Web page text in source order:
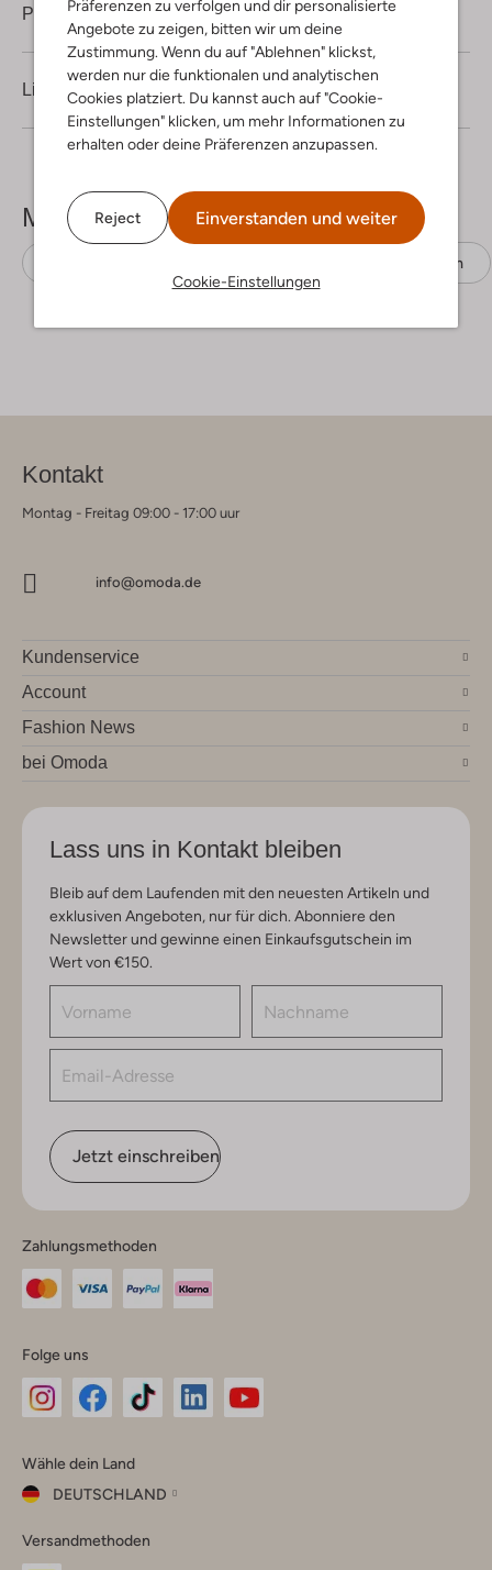
Präferenzen zu verfolgen und dir personalisierte
Angebote zu zeigen, bitten wir um deine
Zustimmung. Wenn du auf "Ablehnen" klickst,
werden nur die funktionalen und analytischen
Cookies platziert. Du kannst auch auf "Cookie-
Einstellungen" klicken, um mehr Informationen zu
erhalten oder deine Präferenzen anzupassen.
Reject Einverstanden und weiter
Cookie-Einstellungen
Produktinformation
Lieferung & Rückgabe
Mehr sehen
Denim
Kontakt
Montag - Freitag 09:00 - 17:00 uur
info@omoda.de
Kundenservice
Account
Fashion News
bei Omoda
Lass uns in Kontakt bleiben
Bleib auf dem Laufenden mit den neuesten Artikeln und
exklusiven Angeboten, nur für dich. Abonniere den
Newsletter und gewinne einen Einkaufsgutschein im
Wert von €150.
Jetzt einschreiben
Zahlungsmethoden
Folge uns
Instagram
Facebook
TikTok
Wähle dein Land
DEUTSCHLAND
dein
Land
Versandmethoden